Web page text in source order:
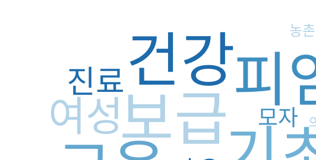
피
보급
건강
여성
진료
모자
농